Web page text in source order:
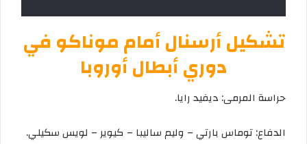
تشكيل أرسنال أمام موناكو في
دوري أبطال أوروبا
حراسة المرمى: ديفيد رايا.
الدفاع: توماس بارتي – وليم ساليبا – كيوير – لويس سكيلي.